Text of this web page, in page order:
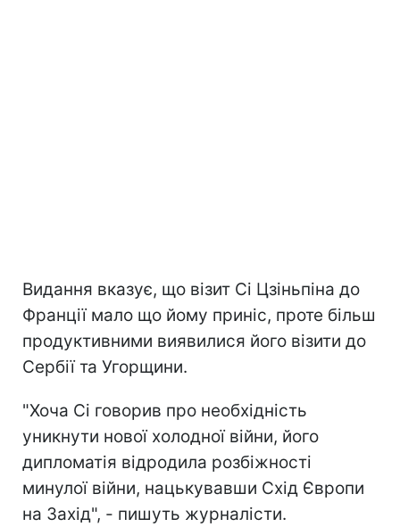
Видання вказує, що візит Сі Цзіньпіна до
Франції мало що йому приніс, проте більш
продуктивними виявилися його візити до
Сербії та Угорщини.
"Хоча Сі говорив про необхідність
уникнути нової холодної війни, його
дипломатія відродила розбіжності
минулої війни, нацькувавши Схід Європи
на Захід", - пишуть журналісти.